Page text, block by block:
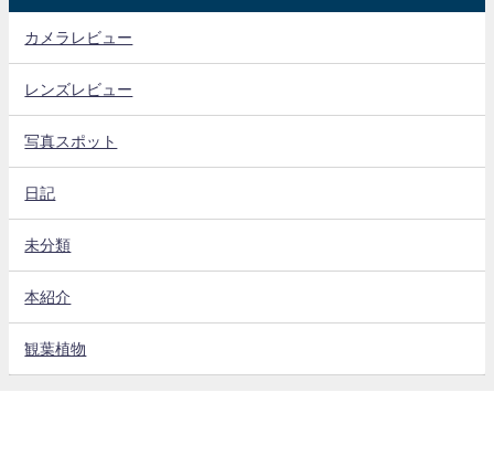
カメラレビュー
レンズレビュー
写真スポット
日記
未分類
本紹介
観葉植物